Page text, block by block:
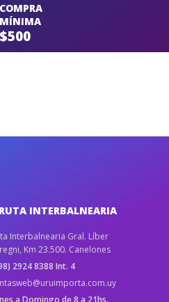
COMPRA
MÍNIMA
$500
INTERBALNEARIA
Interbalnearia Gral. Líber
Km 23.500. Canelones
2924 8388 Int. 4
a Domingo de 8 a 21hs.